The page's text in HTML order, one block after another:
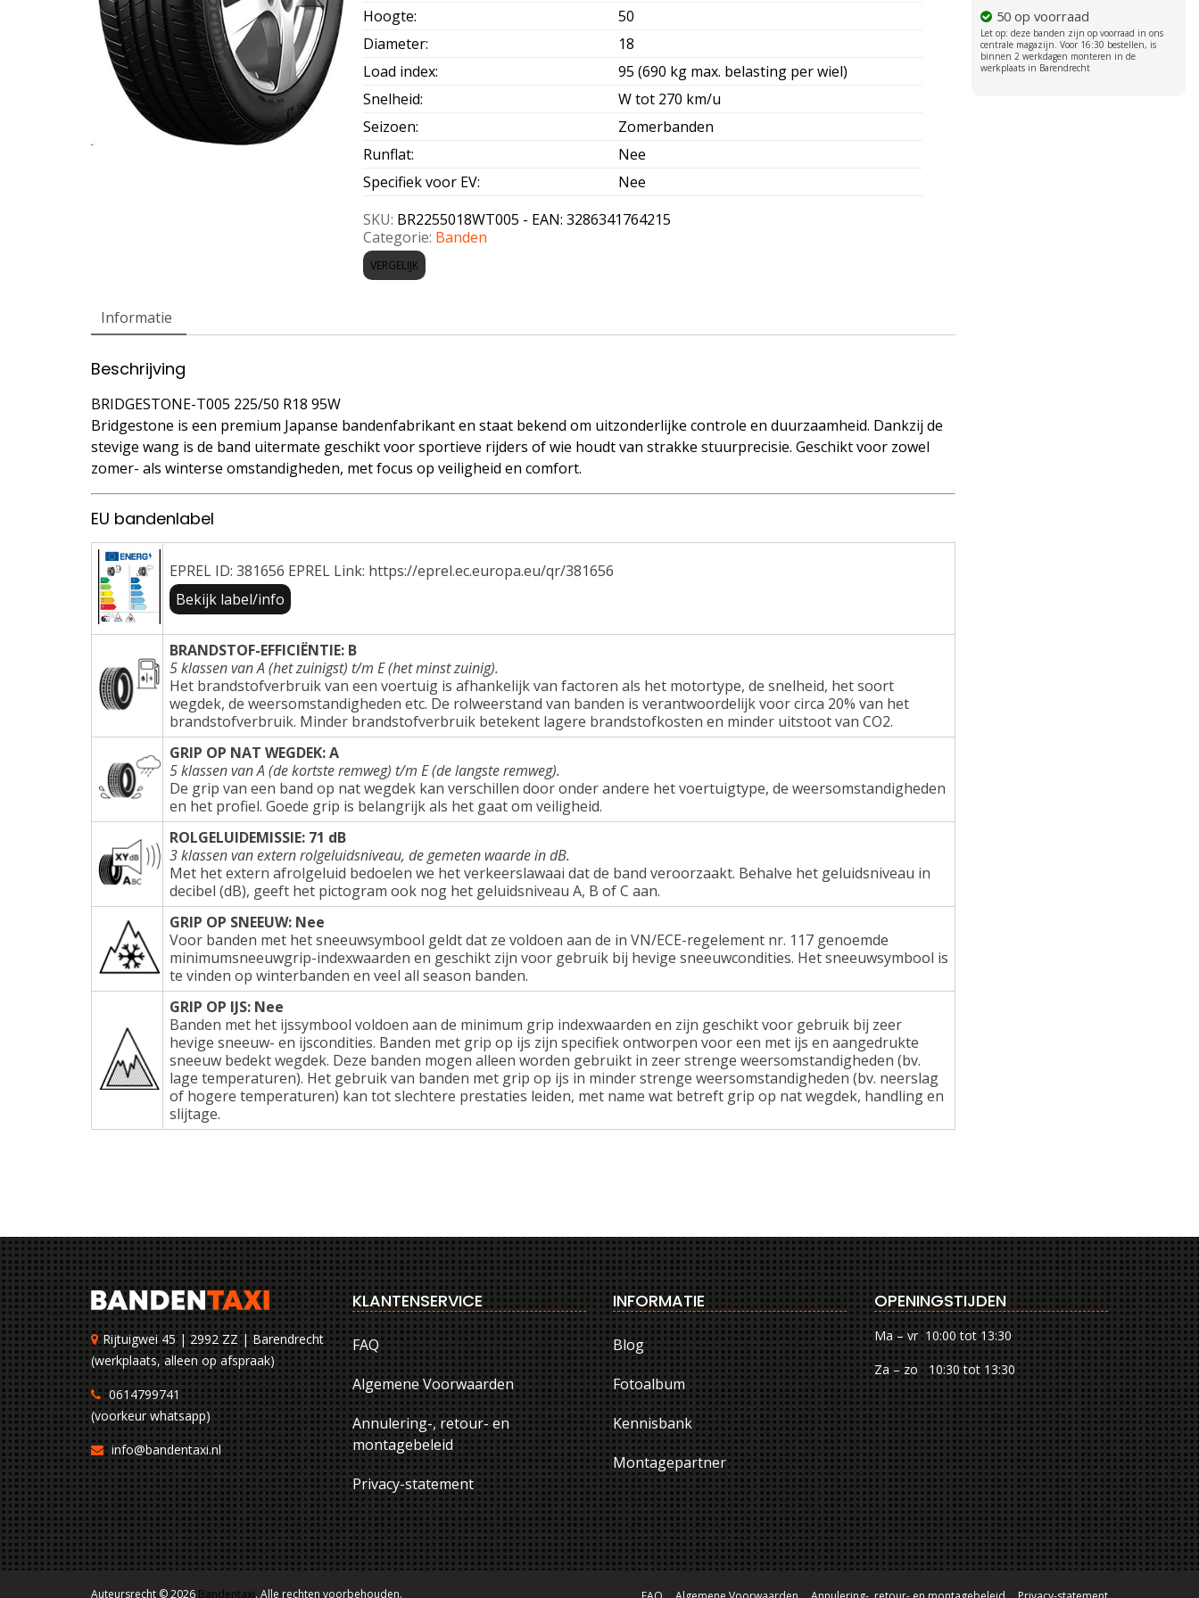
Hoogte:
50
Diameter:
18
Load index:
95 (690 kg max. belasting per wiel)
Snelheid:
W tot 270 km/u
Seizoen:
Zomerbanden
Runflat:
Nee
Specifiek voor EV:
Nee
SKU: BR2255018WT005 - EAN: 3286341764215
Categorie: Banden
VERGELIJK
50 op voorraad
Informatie
Beschrijving
BRIDGESTONE-T005 225/50 R18 95W
Bridgestone is een premium Japanse bandenfabrikant en staat bekend om uitzonderlijke controle en duurzaamheid. Dankzij de
stevige wang is de band uitermate geschikt voor sportieve rijders of wie houdt van strakke stuurprecisie. Geschikt voor zowel
zomer- als winterse omstandigheden, met focus op veiligheid en comfort.
EU bandenlabel
EPREL ID: 381656 EPREL Link: https://eprel.ec.europa.eu/qr/381656
Bekijk label/info
BRANDSTOF-EFFICIËNTIE: B
5 klassen van A (het zuinigst) t/m E (het minst zuinig).
Het brandstofverbruik van een voertuig is afhankelijk van factoren als het motortype, de snelheid, het soort
wegdek, de weersomstandigheden etc. De rolweerstand van banden is verantwoordelijk voor circa 20% van het
brandstofverbruik. Minder brandstofverbruik betekent lagere brandstofkosten en minder uitstoot van CO2.
GRIP OP NAT WEGDEK: A
5 klassen van A (de kortste remweg) t/m E (de langste remweg).
De grip van een band op nat wegdek kan verschillen door onder andere het voertuigtype, de weersomstandigheden
en het profiel. Goede grip is belangrijk als het gaat om veiligheid.
ROLGELUIDEMISSIE: 71 dB
3 klassen van extern rolgeluidsniveau, de gemeten waarde in dB.
Met het extern afrolgeluid bedoelen we het verkeerslawaai dat de band veroorzaakt. Behalve het geluidsniveau in
decibel (dB), geeft het pictogram ook nog het geluidsniveau A, B of C aan.
GRIP OP SNEEUW: Nee
Voor banden met het sneeuwsymbool geldt dat ze voldoen aan de in VN/ECE-regelement nr. 117 genoemde
minimumsneeuwgrip-indexwaarden en geschikt zijn voor gebruik bij hevige sneeuwcondities. Het sneeuwsymbool is
te vinden op winterbanden en veel all season banden.
GRIP OP IJS: Nee
Banden met het ijssymbool voldoen aan de minimum grip indexwaarden en zijn geschikt voor gebruik bij zeer
hevige sneeuw- en ijscondities. Banden met grip op ijs zijn specifiek ontworpen voor een met ijs en aangedrukte
sneeuw bedekt wegdek. Deze banden mogen alleen worden gebruikt in zeer strenge weersomstandigheden (bv.
lage temperaturen). Het gebruik van banden met grip op ijs in minder strenge weersomstandigheden (bv. neerslag
of hogere temperaturen) kan tot slechtere prestaties leiden, met name wat betreft grip op nat wegdek, handling en
slijtage.
Rijtuigwei 45 | 2992 ZZ | Barendrecht
(werkplaats, alleen op afspraak)
0614799741
(voorkeur whatsapp)
info@bandentaxi.nl
KLANTENSERVICE
FAQ
Algemene Voorwaarden
Annulering-, retour- en
montagebeleid
Privacy-statement
INFORMATIE
Blog
Fotoalbum
Kennisbank
Montagepartner
OPENINGSTIJDEN
Ma – vr 10:00 tot 13:30
Za – zo 10:30 tot 13:30
Auteursrecht © 2026 Bandentaxi. Alle rechten voorbehouden.